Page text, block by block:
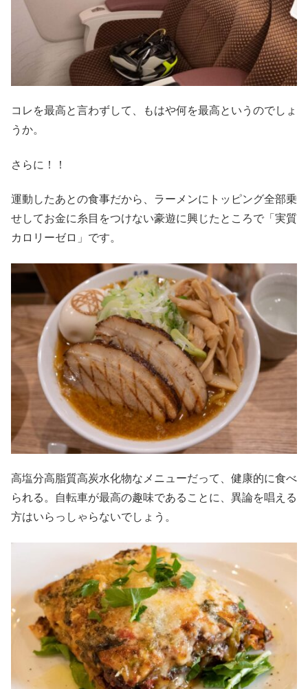
コレを最高と言わずして、もはや何を最高というのでしょ
うか。
さらに！！
運動したあとの食事だから、ラーメンにトッピング全部乗
せしてお金に糸目をつけない豪遊に興じたところで「実質
カロリーゼロ」です。
高塩分高脂質高炭水化物なメニューだって、健康的に食べ
られる。自転車が最高の趣味であることに、異論を唱える
方はいらっしゃらないでしょう。